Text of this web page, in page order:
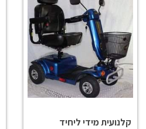
קלנועית מידי ליחיד